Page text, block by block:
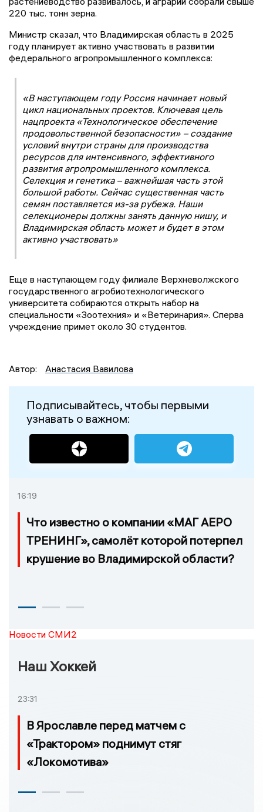
220 тыс. тонн зерна.
Министр сказал, что Владимирская область в 2025
году планирует активно участвовать в развитии
федерального агропромышленного комплекса:
«В наступающем году Россия начинает новый
цикл национальных проектов. Ключевая цель
нацпроекта «Технологическое обеспечение
продовольственной безопасности» – создание
условий внутри страны для производства
ресурсов для интенсивного, эффективного
развития агропромышленного комплекса.
Селекция и генетика – важнейшая часть этой
большой работы. Сейчас существенная часть
семян поставляется из-за рубежа. Наши
селекционеры должны занять данную нишу, и
Владимирская область может и будет в этом
активно участвовать»
Еще в наступающем году филиале Верхневолжского
государственного агробиотехнологического
университета собираются открыть набор на
специальности «Зоотехния» и «Ветеринария». Сперва
учреждение примет около 30 студентов.
Автор: Анастасия Вавилова
Подписывайтесь, чтобы первыми
узнавать о важном:
16:19
Что известно о компании «МАГ АЕРО
ТРЕНИНГ», самолёт которой потерпел
крушение во Владимирской области?
Новости СМИ2
Наш Хоккей
23:31
В Ярославле перед матчем с
«Трактором» поднимут стяг
«Локомотива»